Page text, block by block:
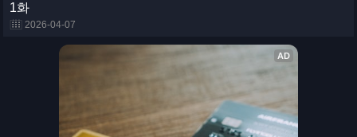
1화
2026-04-07